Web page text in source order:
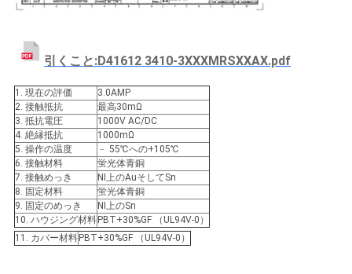
用
を
要
求
し
な
引くこと:D41612 3410-3XXXMRSXXAX.pdf
1. 現在の評価
3.0AMP
2. 接触抵抗
最高30mΩ
3. 抵抗電圧
1000V AC/DC
4. 絶縁抵抗
1000mΩ
5. 操作の温度
﹣ 55℃への+105℃
6. 接触材料
蛍光体青銅
7. 接触めっき
NI上のAuそしてSn
8. 固定材料
蛍光体青銅
9. 固定のめっき
NI上のSn
10. ハウジング材料 PBT+30%GF （UL94V-0）
11. カバー材料 PBT+30%GF （UL94V-0）